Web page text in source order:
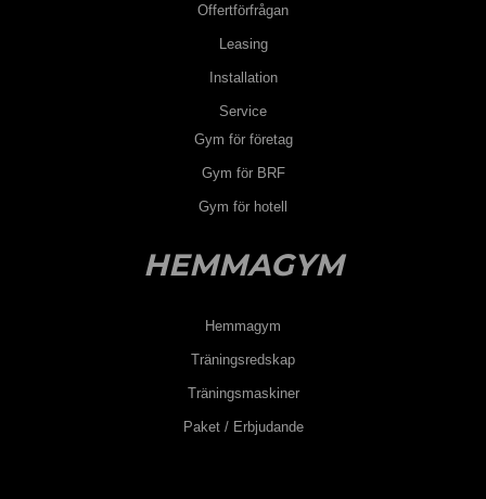
Offertförfrågan
Leasing
Installation
Service
Gym för företag
Gym för BRF
Gym för hotell
HEMMAGYM
Hemmagym
Träningsredskap
Träningsmaskiner
Paket / Erbjudande